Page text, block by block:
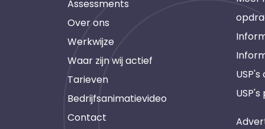
Assessments
Over ons
Werkwijze
Waar zijn wij actief
Tarieven
Bedrijfsanimatievideo
Contact